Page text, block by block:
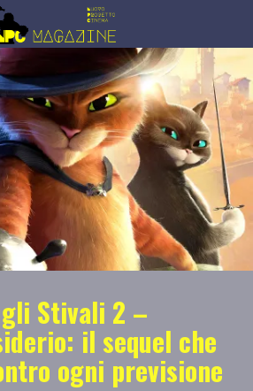
Stivali 2 –
il sequel che
ogni previsione